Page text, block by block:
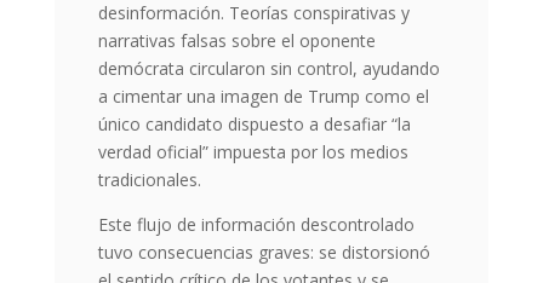
desinformación. Teorías conspirativas y
narrativas falsas sobre el oponente
demócrata circularon sin control, ayudando
a cimentar una imagen de Trump como el
único candidato dispuesto a desafiar “la
verdad oficial” impuesta por los medios
tradicionales.
Este flujo de información descontrolado
tuvo consecuencias graves: se distorsionó